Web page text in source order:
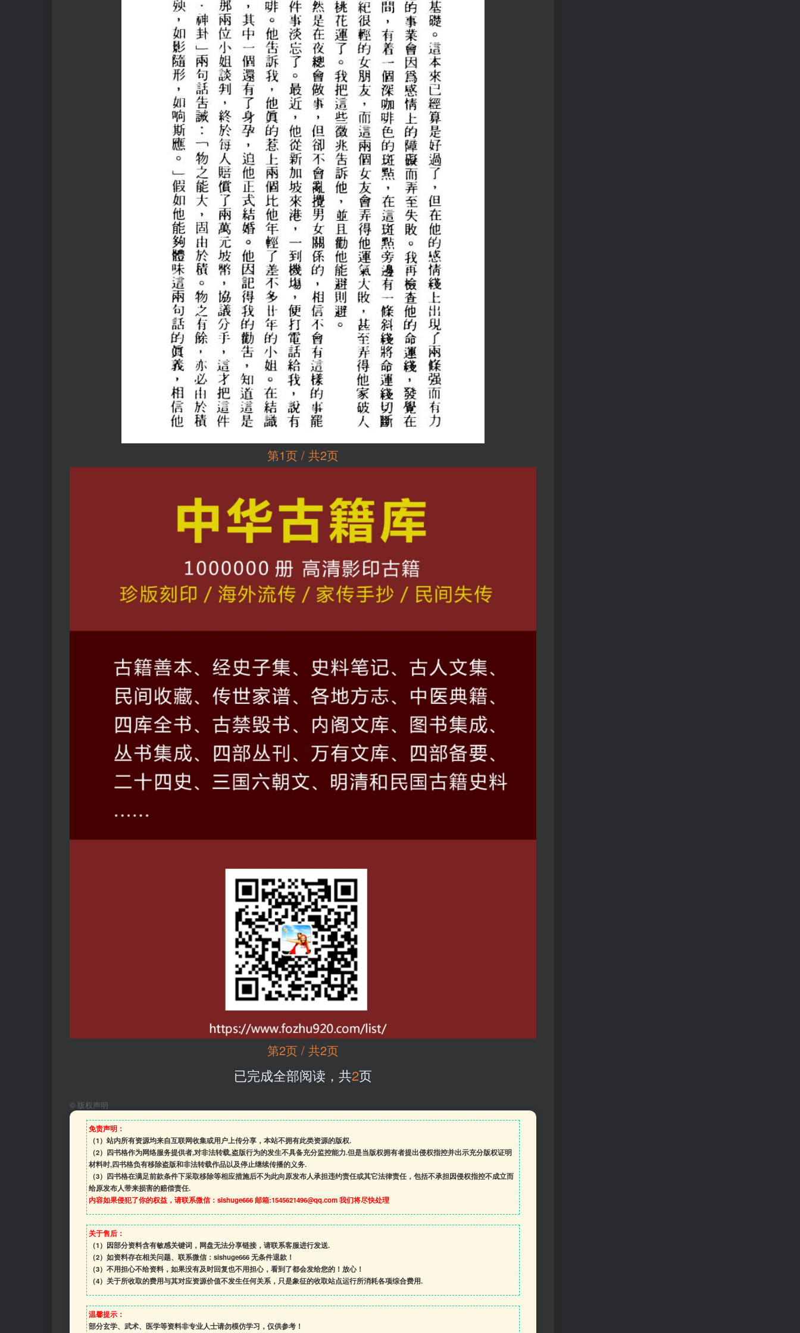
第1页 / 共2页
第2页 / 共2页
已完成全部阅读，共2页
© 版权声明
免责声明：
（1）站内所有资源均来自互联网收集或用户上传分享，本站不拥有此类资源的版权.
（2）四书格作为网络服务提供者,对非法转载,盗版行为的发生不具备充分监控能力.但是当版权拥有者提出侵权指控并出示充分版权证明
材料时,四书格负有移除盗版和非法转载作品以及停止继续传播的义务.
（3）四书格在满足前款条件下采取移除等相应措施后不为此向原发布人承担违约责任或其它法律责任，包括不承担因侵权指控不成立而
给原发布人带来损害的赔偿责任.
内容如果侵犯了你的权益，请联系微信：sishuge666 邮箱:1545621496@qq.com 我们将尽快处理
关于售后：
（1）因部分资料含有敏感关键词，网盘无法分享链接，请联系客服进行发送.
（2）如资料存在相关问题、联系微信：sishuge666 无条件退款！
（3） 不用担心不给资料，如果没有及时回复也不用担心，看到了都会发给您的！放心！
（4） 关于所收取的费用与其对应资源价值不发生任何关系，只是象征的收取站点运行所消耗各项综合费用.
温馨提示：
部分玄学、武术、医学等资料非专业人士请勿模仿学习，仅供参考！